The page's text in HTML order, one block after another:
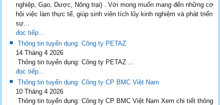
nghiệp, Gạo, Dược, Nông trại) . Với mong muốn mang đến những cơ
hội việc làm thực tế, giúp sinh viên tích lũy kinh nghiệm và phát triển
sự...
đọc tiếp...
Thông tin tuyển dụng: Công ty PETAZ
14 Tháng 4 2026
Thông tin tuyển dụng: Công ty PETAZ ...
đọc tiếp...
Thông tin tuyển dụng: Công ty CP BMC Việt Nam
10 Tháng 4 2026
Thông tin tuyển dụng: Công ty CP BMC Việt Nam Xem chi tiết thông